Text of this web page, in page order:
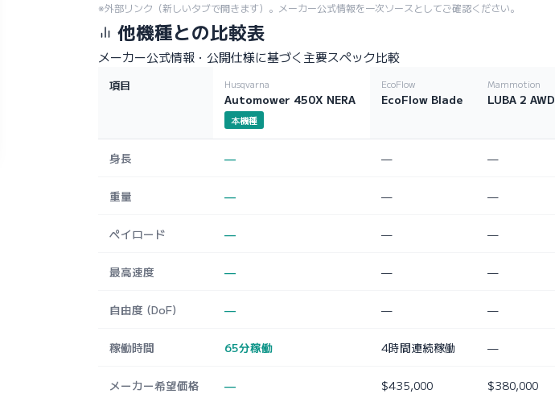
※外部リンク（新しいタブで開きます）。メーカー公式情報を一次ソースとしてご確認ください。
他機種との比較表
メーカー公式情報・公開仕様に基づく主要スペック比較
項目 Husqvarna
Automower 450X NERA
本機種
EcoFlow
EcoFlow Blade
Mammotion
LUBA 2 AWD
身長 — — —
重量 — — —
ペイロード — — —
最高速度 — — —
自由度 (DoF) — — —
稼働時間 65分稼働 4時間連続稼働 —
メーカー希望価格 — $435,000 $380,000